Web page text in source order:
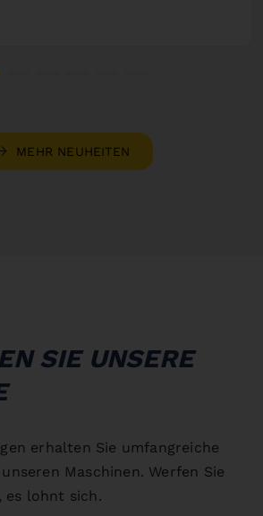
MEHR NEUHEITEN
SIE UNSERE
erhalten Sie umfangreiche
Maschinen. Werfen Sie
es lohnt sich.